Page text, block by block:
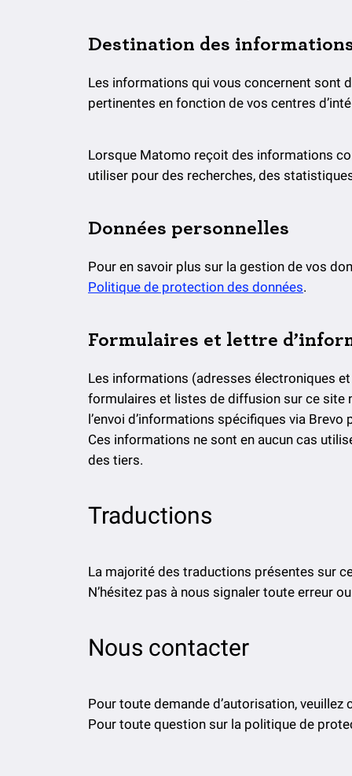
Destination des
Les informations qui vous concernent sont
pertinentes en fonction de vos centres
Lorsque Matomo reçoit des informations
utiliser pour des recherches, des
Données personnelles
Pour en savoir plus sur la gestion de vos
Politique de protection des données.
Formulaires et lettre
Les informations (adresses électroniques
formulaires et listes de diffusion sur ce site
l’envoi d’informations spécifiques via
Ces informations ne sont en aucun cas
des tiers.
Traductions
La majorité des traductions présentes sur
N’hésitez pas à nous signaler toute erreur
Nous contacter
Pour toute demande d’autorisation,
Pour toute question sur la politique de